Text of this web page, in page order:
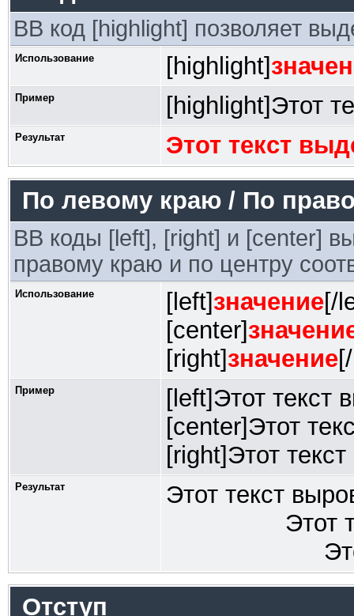
BB код [highlight] позволяет
Использование [highlight]
Пример [highlight]Этот
Результат
Этот текст
По левому краю / По
BB коды [left], [right] и [center]
правому краю и по центру
Использование [left]значение[/
[center]
[right]значение
Пример
[left]Этот текст
[center]Этот
[right]Этот
Результат
Этот текст
Этот
Отступ